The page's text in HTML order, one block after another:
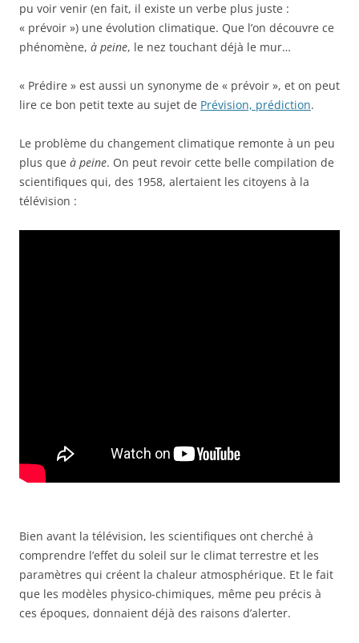
pu voir venir (en fait, il existe un verbe plus juste :
« prévoir ») une évolution climatique. Que l’on découvre ce
phénomène, à peine, le nez touchant déjà le mur…
« Prédire » est aussi un synonyme de « prévoir », et on peut
lire ce bon petit texte au sujet de Prévision, prédiction.
Le problème du changement climatique remonte à un peu
plus que à peine. On peut revoir cette belle compilation de
scientifiques qui, des 1958, alertaient les citoyens à la
télévision :
Bien avant la télévision, les scientifiques ont cherché à
comprendre l’effet du soleil sur le climat terrestre et les
paramètres qui créent la chaleur atmosphérique. Et le fait
que les modèles physico-chimiques, même peu précis à
ces époques, donnaient déjà des raisons d’alerter.